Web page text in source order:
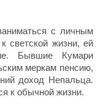
с личным
светской жизни, ей
Бывшие Кумари
меркам пенсию,
доход Непальца.
к обычной жизни.